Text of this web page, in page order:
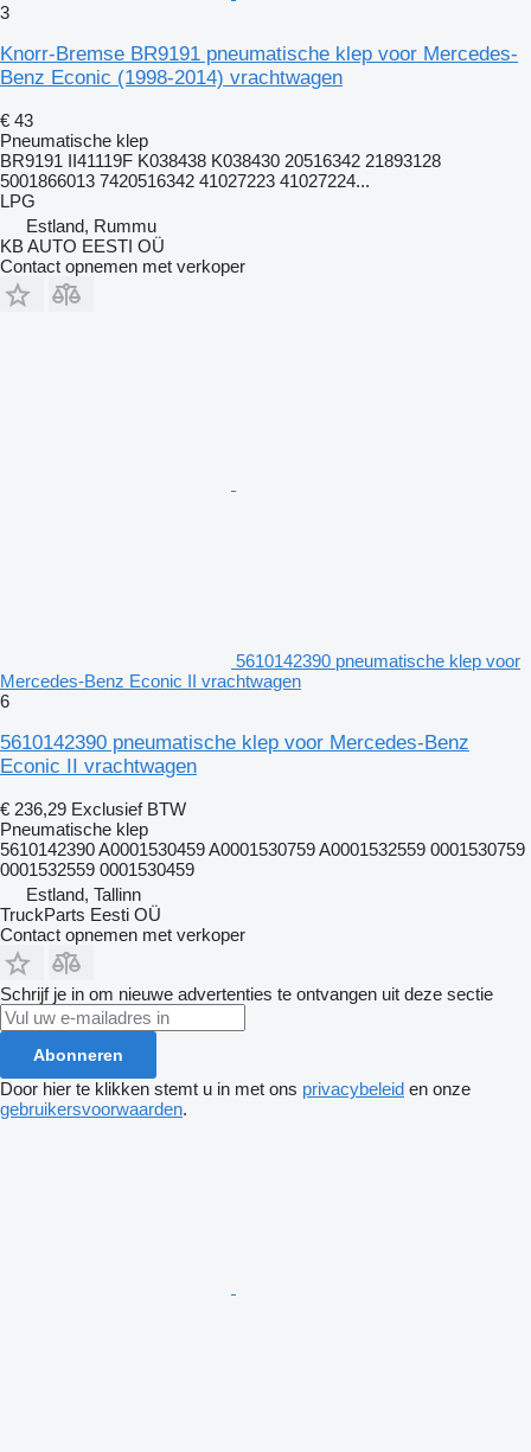
3
Knorr-Bremse BR9191 pneumatische klep voor Mercedes-
Benz Econic (1998-2014) vrachtwagen
€ 43
Pneumatische klep
BR9191 II41119F K038438 K038430 20516342 21893128
5001866013 7420516342 41027223 41027224...
LPG
Estland, Rummu
KB AUTO EESTI OÜ
Contact opnemen met verkoper
5610142390 pneumatische klep voor
Mercedes-Benz Econic II vrachtwagen
6
5610142390 pneumatische klep voor Mercedes-Benz
Econic II vrachtwagen
€ 236,29 Exclusief BTW
Pneumatische klep
5610142390 A0001530459 A0001530759 A0001532559 0001530759
0001532559 0001530459
Estland, Tallinn
TruckParts Eesti OÜ
Contact opnemen met verkoper
Schrijf je in om nieuwe advertenties te ontvangen uit deze sectie
Abonneren
Door hier te klikken stemt u in met ons privacybeleid en onze
gebruikersvoorwaarden.